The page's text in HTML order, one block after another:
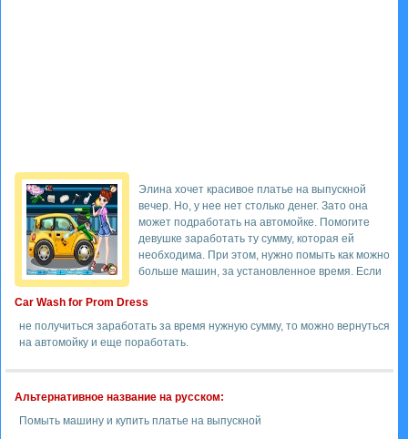
Car Wash for Prom Dress
Элина хочет красивое платье на выпускной
вечер. Но, у нее нет столько денег. Зато она
может подработать на автомойке. Помогите
девушке заработать ту сумму, которая ей
необходима. При этом, нужно помыть как можно
больше машин, за установленное время. Если
не получиться заработать за время нужную сумму, то можно вернуться
на автомойку и еще поработать.
Альтернативное название на русском:
Помыть машину и купить платье на выпускной